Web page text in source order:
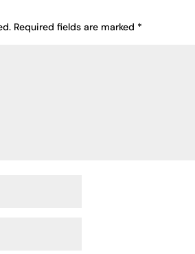
Required fields are marked *